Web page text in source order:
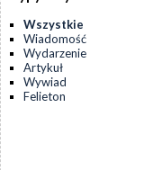
Wszystkie
Wiadomość
Wydarzenie
Artykuł
Wywiad
Felieton